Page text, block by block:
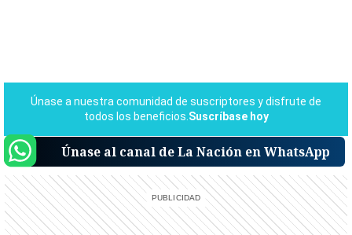
Únase al canal de La Nación en WhatsApp